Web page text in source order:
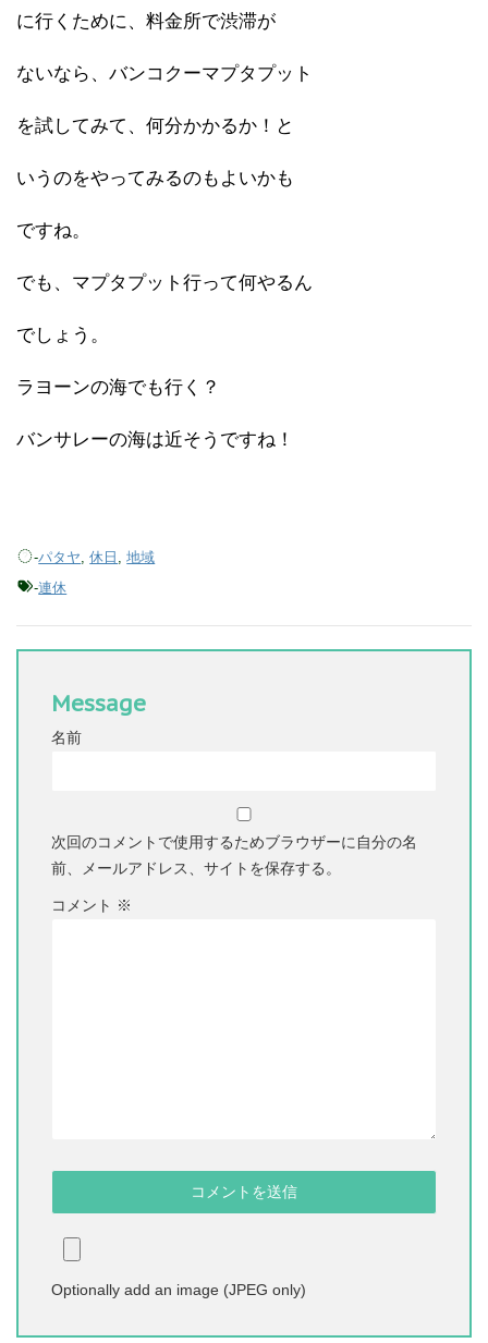
に行くために、料金所で渋滞が
ないなら、バンコクーマプタプット
を試してみて、何分かかるか！と
いうのをやってみるのもよいかも
ですね。
でも、マプタプット行って何やるん
でしょう。
ラヨーンの海でも行く？
バンサレーの海は近そうですね！
-パタヤ ,休日 ,地域
-連休
Message
名前
次回のコメントで使用するためブラウザーに自分の名
前、メールアドレス、サイトを保存する。
コメント ※
Optionally add an image (JPEG only)